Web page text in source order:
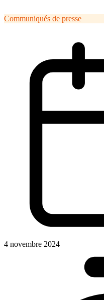
Communiqués de presse
4 novembre 2024